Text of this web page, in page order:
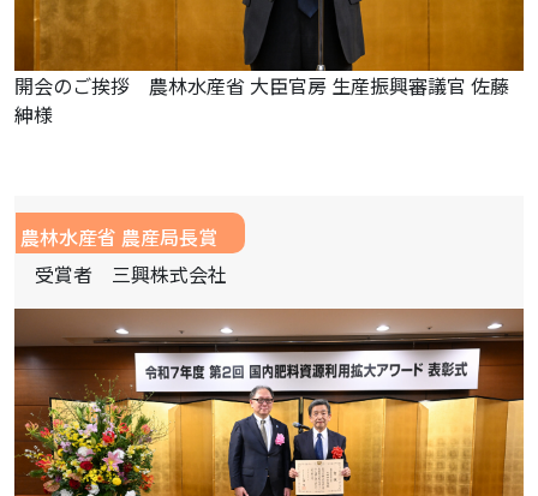
開会のご挨拶 農林水産省 大臣官房 生産振興審議官 佐藤
紳様
農林水産省 農産局長賞
受賞者 三興株式会社